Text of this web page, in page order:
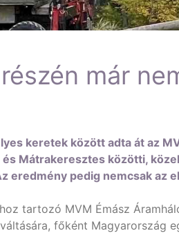
már
keretek között adta át az
Mátrakeresztes közötti,
eredmény pedig nemcsak
tartozó MVM Émász
főként Magyarország